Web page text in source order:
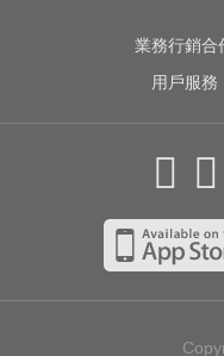
業務行銷合
用戶服務